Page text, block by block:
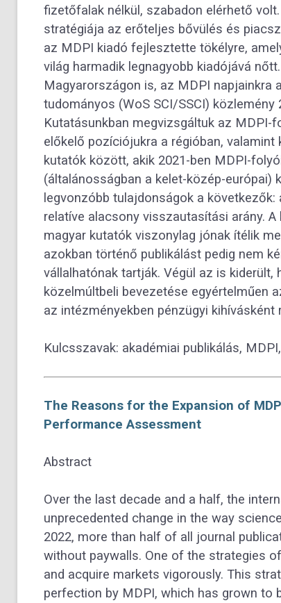
fizetőfalak nélkül, szabadon elérhető
stratégiája az erőteljes bővülés és
az MDPI kiadó fejlesztette tökélyre,
világ harmadik legnagyobb kiadójává
Magyarországon is, az MDPI
tudományos (WoS SCI/SSCI)
Kutatásunkban megvizsgáltuk az
előkelő pozíciójukra a régióban,
kutatók között, akik 2021-ben MDPI-
(általánosságban a kelet-közép-
legvonzóbb tulajdonságok a
relatíve alacsony visszautasítási arány.
magyar kutatók viszonylag jónak ítélik
azokban történő publikálást pedig nem
vállalhatónak tartják. Végül az is
közelmúltbeli bevezetése egyértelműen
az intézményekben pénzügyi kihívásként
Kulcsszavak: akadémiai publikálás,
The Reasons for the Expansion of
Performance Assessment
Abstract
Over the last decade and a half, the
unprecedented change in the way
2022, more than half of all journal
without paywalls. One of the strategies
and acquire markets vigorously. This
perfection by MDPI, which has grown to